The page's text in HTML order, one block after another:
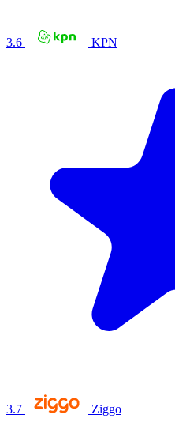
3.6 KPN
3.7 Ziggo